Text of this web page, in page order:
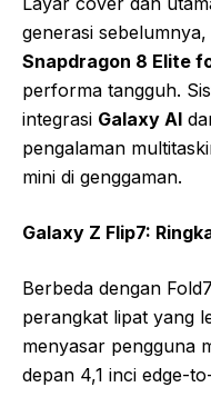
generasi
Snapdragon 8 Elite
performa tangguh.
integrasi Galaxy AI
pengalaman
mini di genggaman.
Galaxy Z Flip7:
Berbeda dengan
perangkat lipat yang
menyasar pengguna
depan 4,1 inci edge-